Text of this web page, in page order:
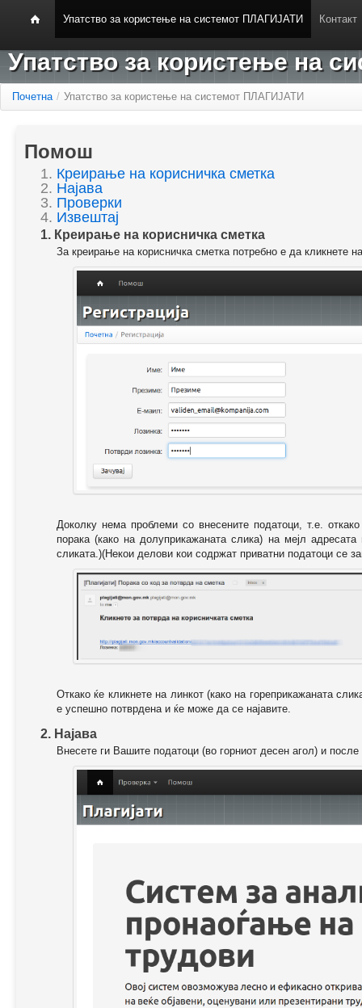
Упатство за користење на системот ПЛАГИЈАТИ Контакт
Упатство за користење на
Почетна / Упатство за користење на системот ПЛАГИЈАТИ
Помош
1. Креирање на корисничка сметка
2. Најава
3. Проверки
4. Извештај
1. Креирање на корисничка сметка
За креирање на корисничка сметка потребно е да кликнете
Доколку нема проблеми со внесените податоци, т.е.
порака (како на долуприкажаната слика) на мејл
сликата.)(Некои делови кои содржат приватни податоци се
Откако ќе кликнете на линкот (како на гореприкажаната
е успешно потврдена и ќе може да се најавите.
2. Најава
Внесете ги Вашите податоци (во горниот десен агол) и